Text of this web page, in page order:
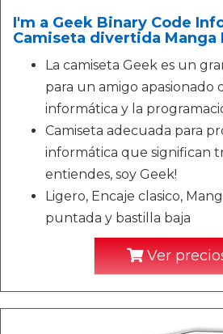
I'm a Geek Binary Code
Camiseta divertida Manga
La camiseta Geek es un
para un amigo apasionado
informática y la
Camiseta adecuada para
informática que significan
entiendes, soy Geek!
Ligero, Encaje clasico,
puntada y bastilla baja
Ver